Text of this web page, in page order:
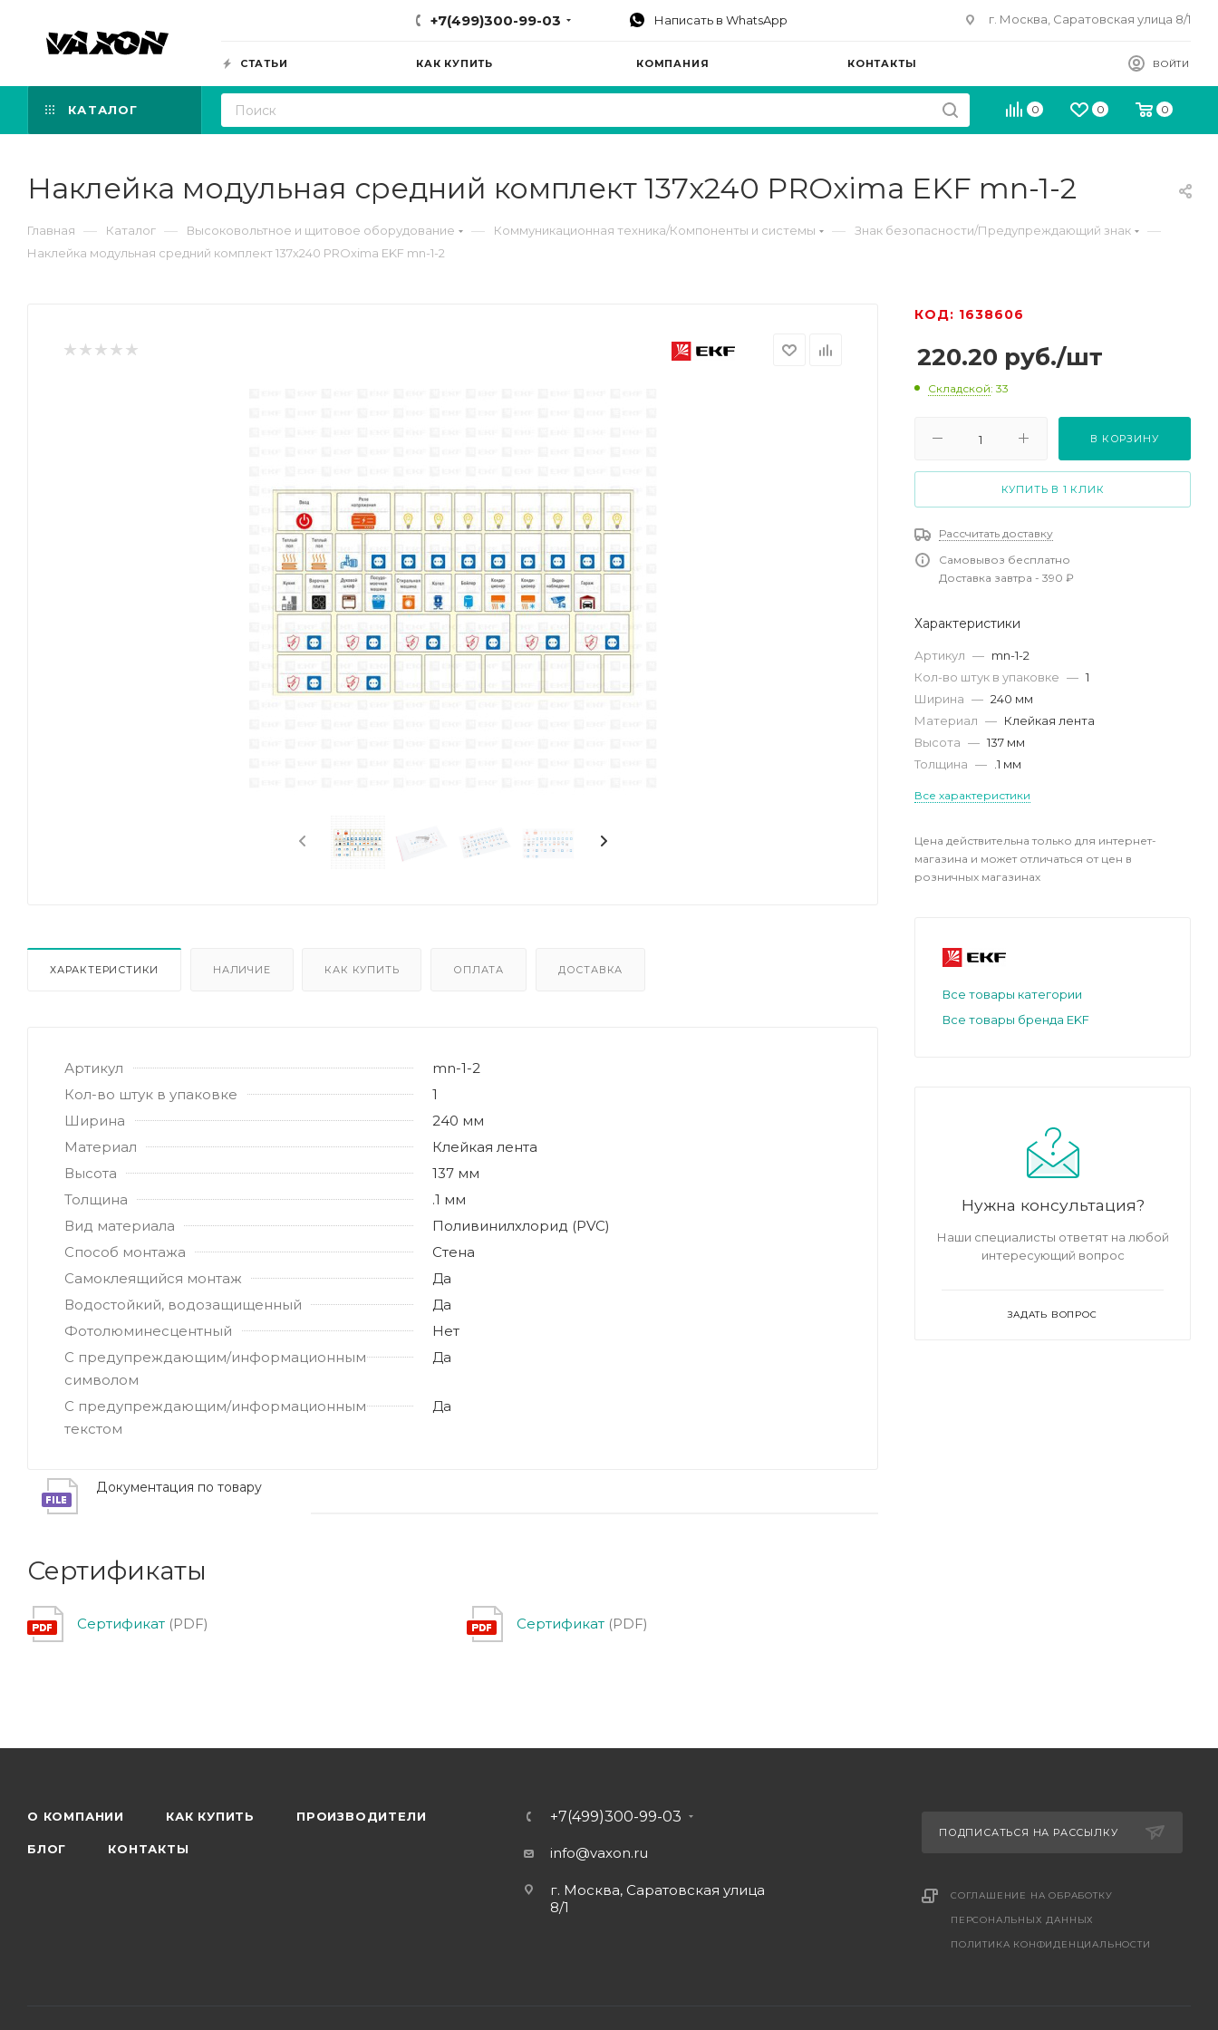
+7(499)300-99-03 Написать в WhatsApp г. Москва, Саратовская улица 8/1
ВОЙТИ
СТАТЬИ КАК КУПИТЬ КОМПАНИЯ КОНТАКТЫ
0 0 0
КАТАЛОГ
Наклейка модульная средний комплект 137х240 PROxima EKF mn-1-2
Главная — Каталог — Высоковольтное и щитовое оборудование — Коммуникационная техника/Компоненты и системы — Знак безопасности/Предупреждающий знак —
Наклейка модульная средний комплект 137х240 PROxima EKF mn-1-2
ХАРАКТЕРИСТИКИ НАЛИЧИЕ КАК КУПИТЬ ОПЛАТА ДОСТАВКА
Артикул
mn-1-2
Кол-во штук в упаковке
1
Ширина
240 мм
Материал
Клейкая лента
Высота
137 мм
Толщина
.1 мм
Вид материала
Поливинилхлорид (PVC)
Способ монтажа
Стена
Самоклеящийся монтаж
Да
Водостойкий, водозащищенный
Да
Фотолюминесцентный
Нет
С предупреждающим/информационным
символом
Да
С предупреждающим/информационным
текстом
Да
Документация по товару
Сертификаты
Сертификат (PDF) Сертификат (PDF)
КОД: 1638606
220.20 руб./шт
Складской: 33
В КОРЗИНУ
КУПИТЬ В 1 КЛИК
Рассчитать доставку
Самовывоз бесплатно
Доставка завтра - 390 ₽
Характеристики
Артикул — mn-1-2
Кол-во штук в упаковке — 1
Ширина — 240 мм
Материал — Клейкая лента
Высота — 137 мм
Толщина — .1 мм
Все характеристики
Цена действительна только для интернет-
магазина и может отличаться от цен в
розничных магазинах
Все товары категории
Все товары бренда EKF
Нужна консультация?
Наши специалисты ответят на любой
интересующий вопрос
ЗАДАТЬ ВОПРОС
О КОМПАНИИ КАК КУПИТЬ ПРОИЗВОДИТЕЛИ
БЛОГ КОНТАКТЫ
+7(499)300-99-03
info@vaxon.ru
г. Москва, Саратовская улица
8/1
ПОДПИСАТЬСЯ НА РАССЫЛКУ
СОГЛАШЕНИЕ НА ОБРАБОТКУ
ПЕРСОНАЛЬНЫХ ДАННЫХ
ПОЛИТИКА КОНФИДЕНЦИАЛЬНОСТИ